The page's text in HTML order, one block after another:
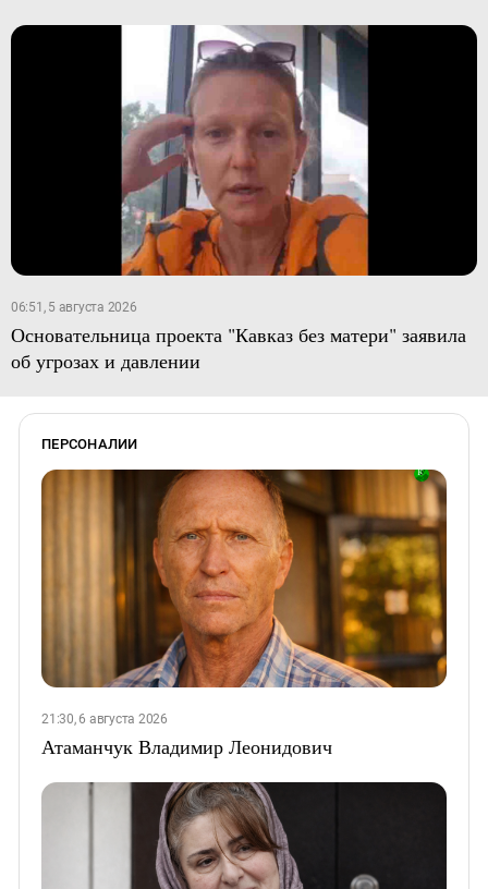
06:51, 5 августа 2026
Основательница проекта "Кавказ без матери" заявила
об угрозах и давлении
ПЕРСОНАЛИИ
21:30, 6 августа 2026
Атаманчук Владимир Леонидович